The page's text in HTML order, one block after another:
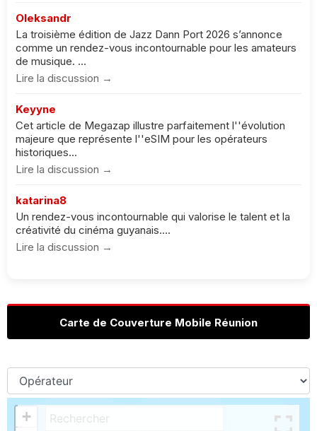
Oleksandr
La troisième édition de Jazz Dann Port 2026 s’annonce
comme un rendez-vous incontournable pour les amateurs
de musique. ...
Lire la discussion →
Keyyne
Cet article de Megazap illustre parfaitement l''évolution
majeure que représente l''eSIM pour les opérateurs
historiques...
Lire la discussion →
katarina8
Un rendez-vous incontournable qui valorise le talent et la
créativité du cinéma guyanais....
Lire la discussion →
Carte de Couverture Mobile Réunion